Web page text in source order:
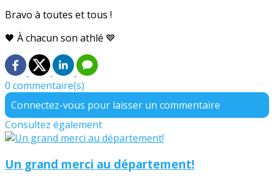
Bravo à toutes et tous !
🖤 À chacun son athlé 💙
0 commentaire(s)
Connectez-vous pour laisser un commentaire
Consultez également
Un grand merci au département!